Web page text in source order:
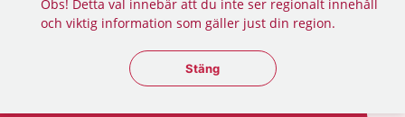
Obs! Detta val innebär att du inte ser regionalt innehåll
och viktig information som gäller just din region.
Stäng regionsväljaren
Stäng